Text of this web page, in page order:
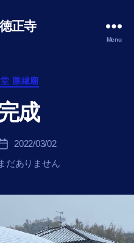
正寺
Menu
勝縁廟
成
Post
date
2022/03/02
だありません